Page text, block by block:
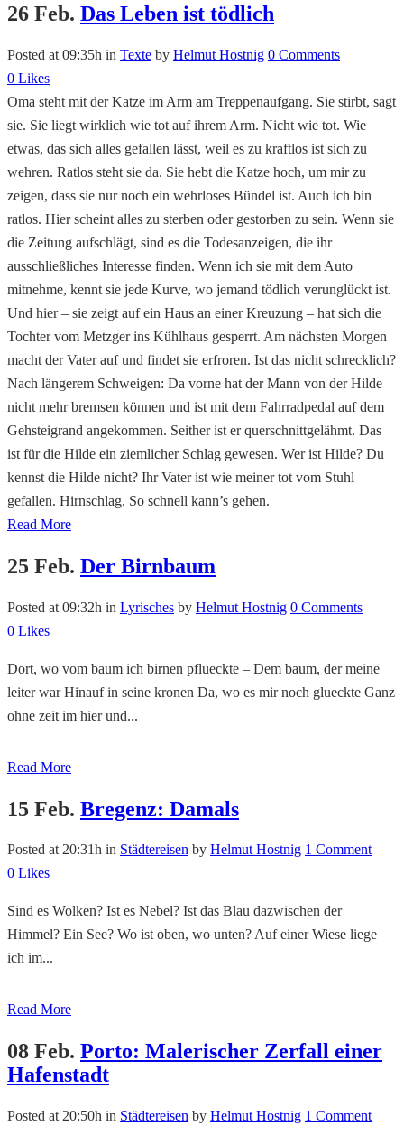
26 Feb. Das Leben ist tödlich
Posted at 09:35h in Texte by Helmut Hostnig 0 Comments
0 Likes
Oma steht mit der Katze im Arm am Treppenaufgang. Sie stirbt, sagt
sie. Sie liegt wirklich wie tot auf ihrem Arm. Nicht wie tot. Wie
etwas, das sich alles gefallen lässt, weil es zu kraftlos ist sich zu
wehren. Ratlos steht sie da. Sie hebt die Katze hoch, um mir zu
zeigen, dass sie nur noch ein wehrloses Bündel ist. Auch ich bin
ratlos. Hier scheint alles zu sterben oder gestorben zu sein. Wenn sie
die Zeitung aufschlägt, sind es die Todesanzeigen, die ihr
ausschließliches Interesse finden. Wenn ich sie mit dem Auto
mitnehme, kennt sie jede Kurve, wo jemand tödlich verunglückt ist.
Und hier – sie zeigt auf ein Haus an einer Kreuzung – hat sich die
Tochter vom Metzger ins Kühlhaus gesperrt. Am nächsten Morgen
macht der Vater auf und findet sie erfroren. Ist das nicht schrecklich?
Nach längerem Schweigen: Da vorne hat der Mann von der Hilde
nicht mehr bremsen können und ist mit dem Fahrradpedal auf dem
Gehsteigrand angekommen. Seither ist er querschnittgelähmt. Das
ist für die Hilde ein ziemlicher Schlag gewesen. Wer ist Hilde? Du
kennst die Hilde nicht? Ihr Vater ist wie meiner tot vom Stuhl
gefallen. Hirnschlag. So schnell kann’s gehen.
Read More
25 Feb. Der Birnbaum
Posted at 09:32h in Lyrisches by Helmut Hostnig 0 Comments
0 Likes
Dort, wo vom baum ich birnen pflueckte – Dem baum, der meine
leiter war Hinauf in seine kronen Da, wo es mir noch glueckte Ganz
ohne zeit im hier und...
Read More
15 Feb. Bregenz: Damals
Posted at 20:31h in Städtereisen by Helmut Hostnig 1 Comment
0 Likes
Sind es Wolken? Ist es Nebel? Ist das Blau dazwischen der
Himmel? Ein See? Wo ist oben, wo unten? Auf einer Wiese liege
ich im...
Read More
08 Feb. Porto: Malerischer Zerfall einer
Hafenstadt
Posted at 20:50h in Städtereisen by Helmut Hostnig 1 Comment